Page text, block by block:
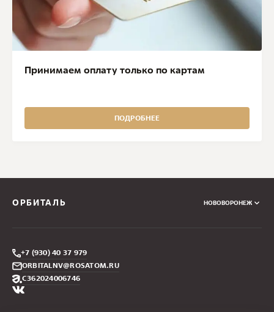
Принимаем оплату только по картам
ПОДРОБНЕЕ
ОРБИТАЛЬ НОВОВОРОНЕЖ
+7 (930) 40 37 979
ORBITALNV@ROSATOM.RU
С362024006746